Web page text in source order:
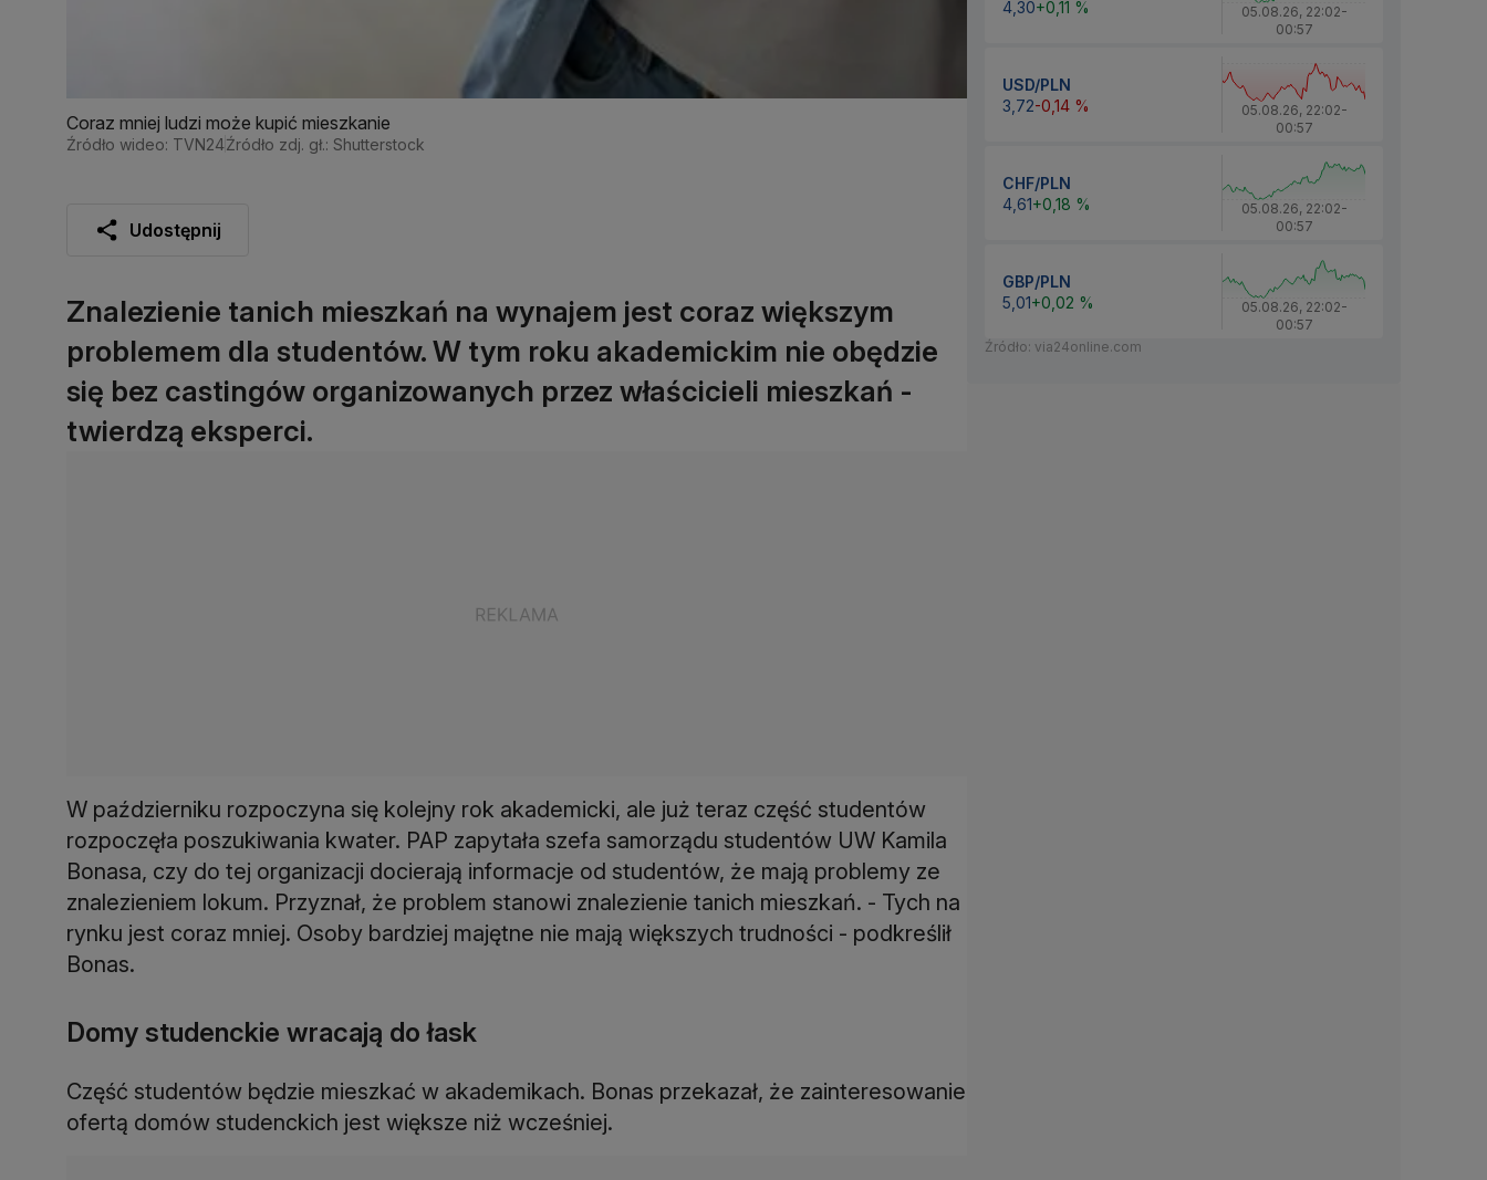
Coraz mniej ludzi może kupić mieszkanie
Źródło wideo: TVN24Źródło zdj. gł.: Shutterstock
Udostępnij
Znalezienie tanich mieszkań na wynajem jest coraz większym
problemem dla studentów. W tym roku akademickim nie obędzie
się bez castingów organizowanych przez właścicieli mieszkań -
twierdzą eksperci.
W październiku rozpoczyna się kolejny rok akademicki, ale już teraz część studentów
rozpoczęła poszukiwania kwater. PAP zapytała szefa samorządu studentów UW Kamila
Bonasa, czy do tej organizacji docierają informacje od studentów, że mają problemy ze
znalezieniem lokum. Przyznał, że problem stanowi znalezienie tanich mieszkań. - Tych na
rynku jest coraz mniej. Osoby bardziej majętne nie mają większych trudności - podkreślił
Bonas.
Domy studenckie wracają do łask
Część studentów będzie mieszkać w akademikach. Bonas przekazał, że zainteresowanie
ofertą domów studenckich jest większe niż wcześniej.
4,30+0,11 % 05.08.26, 22:02-
00:57
USD/PLN
3,72-0,14 % 05.08.26, 22:02-
00:57
CHF/PLN
4,61+0,18 % 05.08.26, 22:02-
00:57
GBP/PLN
5,01+0,02 % 05.08.26, 22:02-
00:57
Źródło: via24online.com